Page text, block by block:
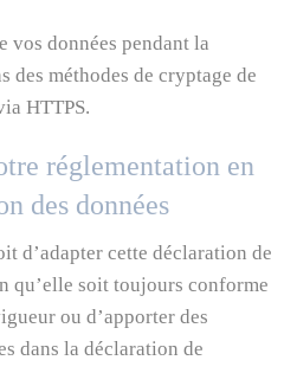
vos données pendant la
des méthodes de cryptage de
HTTPS.
réglementation en
des données
d’adapter cette déclaration de
qu’elle soit toujours conforme
ou d’apporter des
dans la déclaration de